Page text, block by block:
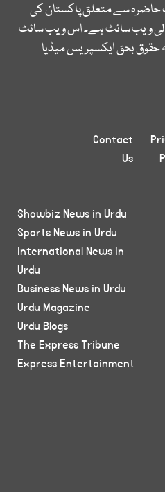
حاضرہ سے متعلق پاکستان کی
ویب سائٹ ہے۔ اس ویب سائٹ
حقوق بحق ایکسپریس میڈیا
Contact
Us
Showbiz News in Urdu
Sports News in Urdu
International News in
Urdu
Business News in Urdu
Urdu Magazine
Urdu Blogs
The Express Tribune
Express Entertainment